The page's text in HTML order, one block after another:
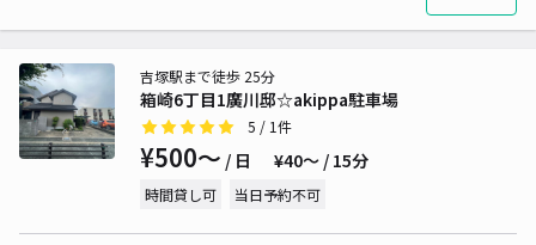
箱崎6丁目1廣川邸☆akippa駐車場
吉塚駅まで徒歩 25分
5 / 1件
¥500〜 / 日 ¥40〜 / 15分
時間貸し可 当日予約不可